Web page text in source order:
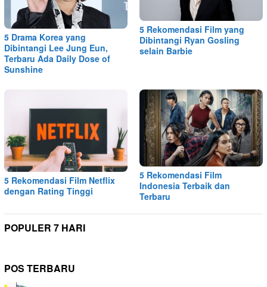
5 Drama Korea yang
Dibintangi Lee Jung Eun,
Terbaru Ada Daily Dose of
Sunshine
5 Rekomendasi Film yang
Dibintangi Ryan Gosling
selain Barbie
5 Rekomendasi Film Netflix
dengan Rating Tinggi
5 Rekomendasi Film
Indonesia Terbaik dan
Terbaru
POPULER 7 HARI
POS TERBARU